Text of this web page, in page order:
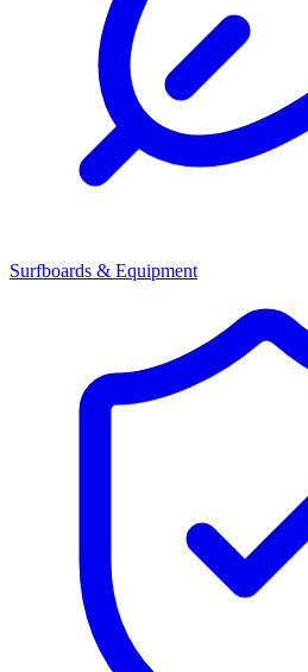
Surfboards & Equipment